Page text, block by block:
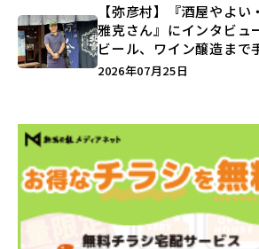
【弥彦村】『酒屋やよ
雅克さん』にインタビュ
ビール、ワイン醸造まで
史”に迫る♪
2026年07月25日